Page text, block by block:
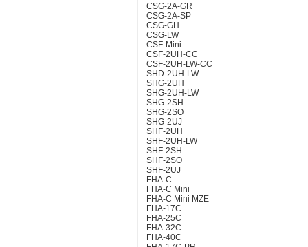
CSG-2A-GR
CSG-2A-SP
CSG-GH
CSG-LW
CSF-Mini
CSF-2UH-CC
CSF-2UH-LW-CC
SHD-2UH-LW
SHG-2UH
SHG-2UH-LW
SHG-2SH
SHG-2SO
SHG-2UJ
SHF-2UH
SHF-2UH-LW
SHF-2SH
SHF-2SO
SHF-2UJ
FHA-C
FHA-C Mini
FHA-C Mini MZE
FHA-17C
FHA-25C
FHA-32C
FHA-40C